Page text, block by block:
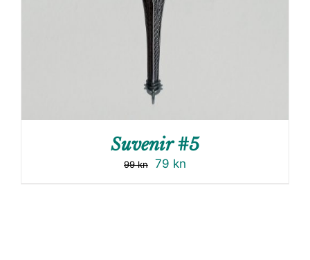
Suvenir #5
99kn 79 kn